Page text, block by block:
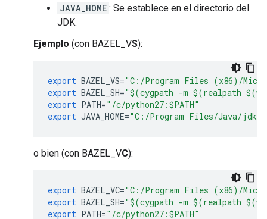
JAVA_HOME : Se establece en el directorio del
JDK.
Ejemplo (con BAZEL_VS):
export BAZEL_VS="C:/Program Files (x86)/
export BAZEL_SH="$(cygpath -m $(realpath
export PATH="/c/python27:$PATH"
export JAVA_HOME="C:/Program Files/Java/jdk-
o bien (con BAZEL_VC):
export BAZEL_VC="C:/Program Files (x86)/
export BAZEL_SH="$(cygpath -m $(realpath
export PATH="/c/python27:$PATH"